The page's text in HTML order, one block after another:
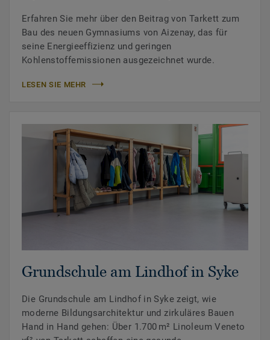
Erfahren Sie mehr über den Beitrag von Tarkett zum
Bau des neuen Gymnasiums von Aizenay, das für
seine Energieeffizienz und geringen
Kohlenstoffemissionen ausgezeichnet wurde.
LESEN SIE MEHR
Grundschule am Lindhof in Syke
Die Grundschule am Lindhof in Syke zeigt, wie
moderne Bildungsarchitektur und zirkuläres Bauen
Hand in Hand gehen: Über 1.700 m² Linoleum Veneto